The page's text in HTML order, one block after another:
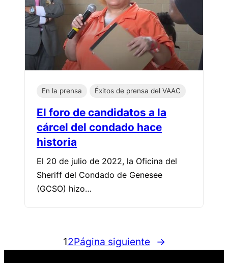
En la prensa Éxitos de prensa del VAAC
El foro de candidatos a la
cárcel del condado hace
historia
El 20 de julio de 2022, la Oficina del
Sheriff del Condado de Genesee
(GCSO) hizo…
12Página siguiente →